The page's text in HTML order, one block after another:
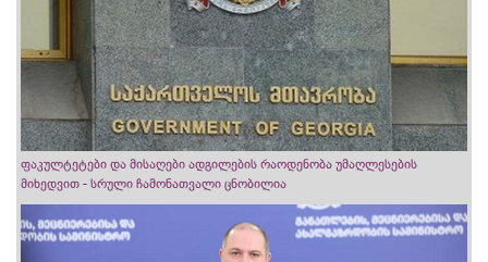
ფაკულტეტები და მისაღები ადგილების რაოდენობა უმაღლესების
მიხედვით - სრული ჩამონათვალი ცნობილია